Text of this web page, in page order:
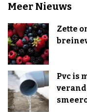
Meer Nieuws
Zette
Pvc is